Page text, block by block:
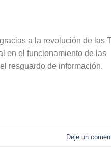
a la revolución de las
en el funcionamiento de las
resguardo de información.
Deje un